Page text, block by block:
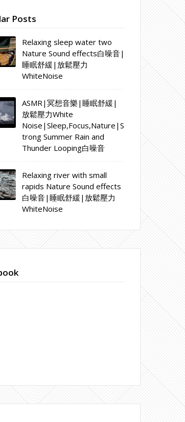
Posts
Relaxing sleep water two
Nature Sound effects白噪音|
睡眠舒緩|放鬆壓力
WhiteNoise
ASMR|冥想音樂|睡眠舒緩|
放鬆壓力White
Noise|Sleep,Focus,Nature|S
trong Summer Rain and
Thunder Looping白噪音
Relaxing river with small
rapids Nature Sound effects
白噪音|睡眠舒緩|放鬆壓力
WhiteNoise